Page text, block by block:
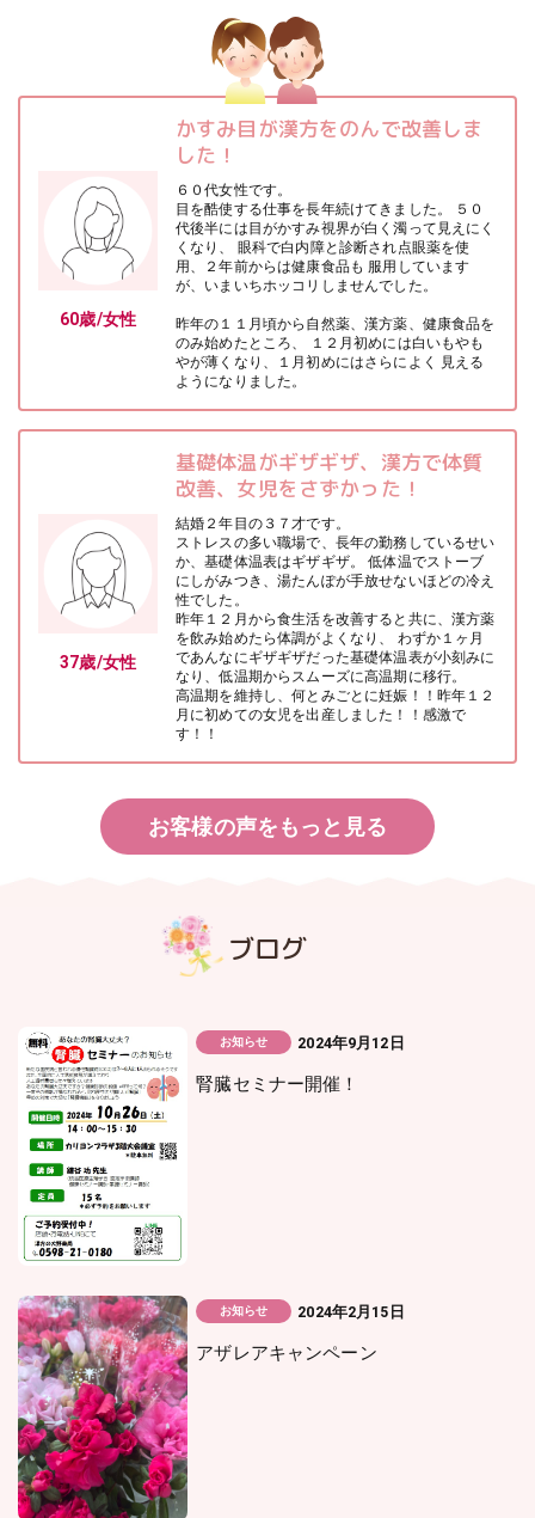
60歳/女性
かすみ目が漢方をのんで改善しま
した！
６０代女性です。
目を酷使する仕事を長年続けてきました。 ５０
代後半には目がかすみ視界が白く濁って見えにく
くなり、 眼科で白内障と診断され点眼薬を使
用、２年前からは健康食品も 服用しています
が、いまいちホッコリしませんでした。
昨年の１１月頃から自然薬、漢方薬、健康食品を
のみ始めたところ、 １２月初めには白いもやも
やが薄くなり、１月初めにはさらによく 見える
ようになりました。
37歳/女性
基礎体温がギザギザ、漢方で体質
改善、女児をさずかった！
結婚２年目の３７才です。
ストレスの多い職場で、長年の勤務しているせい
か、基礎体温表はギザギザ。 低体温でストーブ
にしがみつき、湯たんぽが手放せないほどの冷え
性でした。
昨年１２月から食生活を改善すると共に、漢方薬
を飲み始めたら体調がよくなり、 わずか１ヶ月
であんなにギザギザだった基礎体温表が小刻みに
なり、低温期からスムーズに高温期に移行。
高温期を維持し、何とみごとに妊娠！！昨年１２
月に初めての女児を出産しました！！感激で
す！！
お客様の声をもっと見る
ブログ
お知らせ 2024年9月12日
腎臓セミナー開催！
お知らせ 2024年2月15日
アザレアキャンペーン